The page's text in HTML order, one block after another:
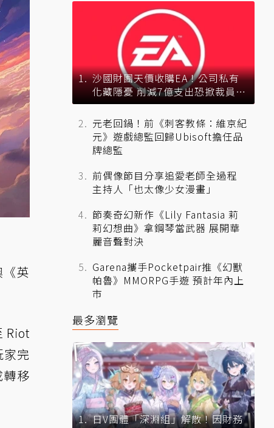
英
Riot
完
移
沙國財團天價收購EA！公司私有
化藏隱憂 削減7億支出恐掀裁員風
暴？
元老回鍋！前《刺客教條：維京紀
元》遊戲總監回歸Ubisoft擔任品
牌總監
前偶像節目分享追愛老師全過程
主持人「也太像少女漫畫」
節奏奇幻新作《Lily Fantasia 莉
莉幻想曲》拿鋼琴當武器 展開華
麗音聲對決
Garena攜手Pocketpair推《幻獸
帕魯》MMORPG手遊 預計年內上
市
最多瀏覽
日V團體「深淵組」解散！因財務